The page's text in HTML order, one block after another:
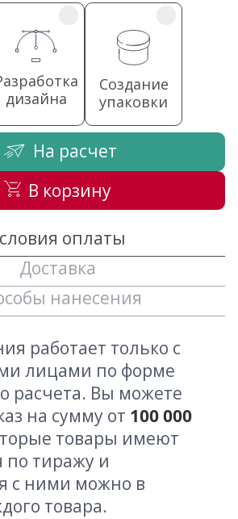
дизайна
Создание
упаковки
На расчет
В корзину
оплаты
Доставка
нанесения
работает только с
лицами по форме
расчета. Вы можете
на сумму от 100 000
товары имеют
по тиражу и
с ними можно в
товара.